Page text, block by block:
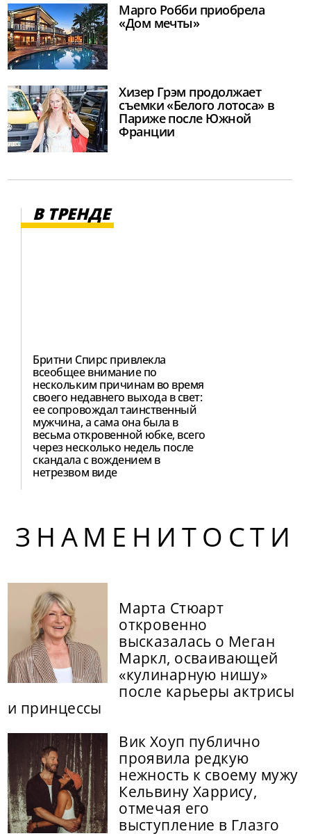
Марго Робби приобрела
«Дом мечты»
Хизер Грэм продолжает
съемки «Белого лотоса» в
Париже после Южной
Франции
В ТРЕНДЕ
Бритни Спирс привлекла
всеобщее внимание по
нескольким причинам во время
своего недавнего выхода в свет:
ее сопровождал таинственный
мужчина, а сама она была в
весьма откровенной юбке, всего
через несколько недель после
скандала с вождением в
нетрезвом виде
ЗНАМЕНИТОСТИ
Марта Стюарт
откровенно
высказалась о Меган
Маркл, осваивающей
«кулинарную нишу»
после карьеры актрисы
и принцессы
Вик Хоуп публично
проявила редкую
нежность к своему мужу
Кельвину Харрису,
отмечая его
выступление в Глазго